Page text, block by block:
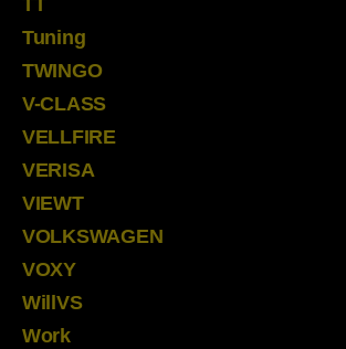
TT
Tuning
TWINGO
V-CLASS
VELLFIRE
VERISA
VIEWT
VOLKSWAGEN
VOXY
WillVS
Work